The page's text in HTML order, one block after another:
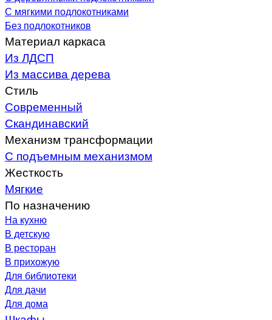
С мягкими подлокотниками
Без подлокотников
Материал каркаса
Из ЛДСП
Из массива дерева
Стиль
Современный
Скандинавский
Механизм трансформации
С подъемным механизмом
Жесткость
Мягкие
По назначению
На кухню
В детскую
В ресторан
В прихожую
Для библиотеки
Для дачи
Для дома